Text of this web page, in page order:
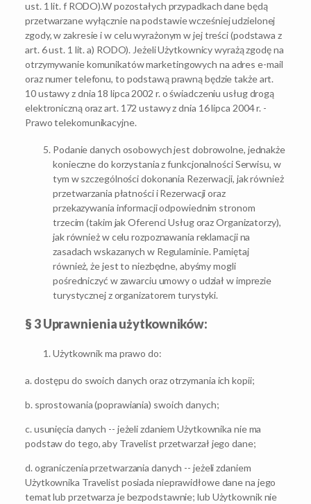
ust. 1 lit. f RODO).W pozostałych przypadkach dane będą
przetwarzane wyłącznie na podstawie wcześniej udzielonej
zgody, w zakresie i w celu wyrażonym w jej treści (podstawa z
art. 6 ust. 1 lit. a) RODO). Jeżeli Użytkownicy wyrażą zgodę na
otrzymywanie komunikatów marketingowych na adres e-mail
oraz numer telefonu, to podstawą prawną będzie także art.
10 ustawy z dnia 18 lipca 2002 r. o świadczeniu usług drogą
elektroniczną oraz art. 172 ustawy z dnia 16 lipca 2004 r. -
Prawo telekomunikacyjne.
Podanie danych osobowych jest dobrowolne, jednakże
konieczne do korzystania z funkcjonalności Serwisu, w
tym w szczególności dokonania Rezerwacji, jak również
przetwarzania płatności i Rezerwacji oraz
przekazywania informacji odpowiednim stronom
trzecim (takim jak Oferenci Usług oraz Organizatorzy),
jak również w celu rozpoznawania reklamacji na
zasadach wskazanych w Regulaminie. Pamiętaj
również, że jest to niezbędne, abyśmy mogli
pośredniczyć w zawarciu umowy o udział w imprezie
turystycznej z organizatorem turystyki.
§ 3 Uprawnienia użytkowników:
Użytkownik ma prawo do:
a. dostępu do swoich danych oraz otrzymania ich kopii;
b. sprostowania (poprawiania) swoich danych;
c. usunięcia danych -- jeżeli zdaniem Użytkownika nie ma
podstaw do tego, aby Travelist przetwarzał jego dane;
d. ograniczenia przetwarzania danych -- jeżeli zdaniem
Użytkownika Travelist posiada nieprawidłowe dane na jego
temat lub przetwarza je bezpodstawnie; lub Użytkownik nie